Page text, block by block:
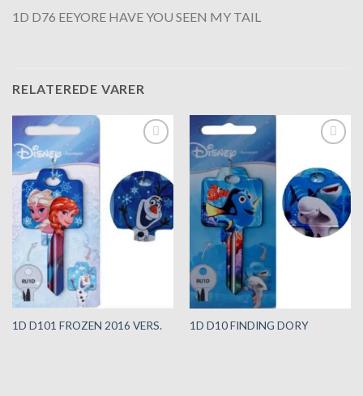
1D D76 EEYORE HAVE YOU SEEN MY TAIL
RELATEREDE VARER
1D D101 FROZEN 2016 VERS.
hurtigliste
1D D10 FINDING DORY